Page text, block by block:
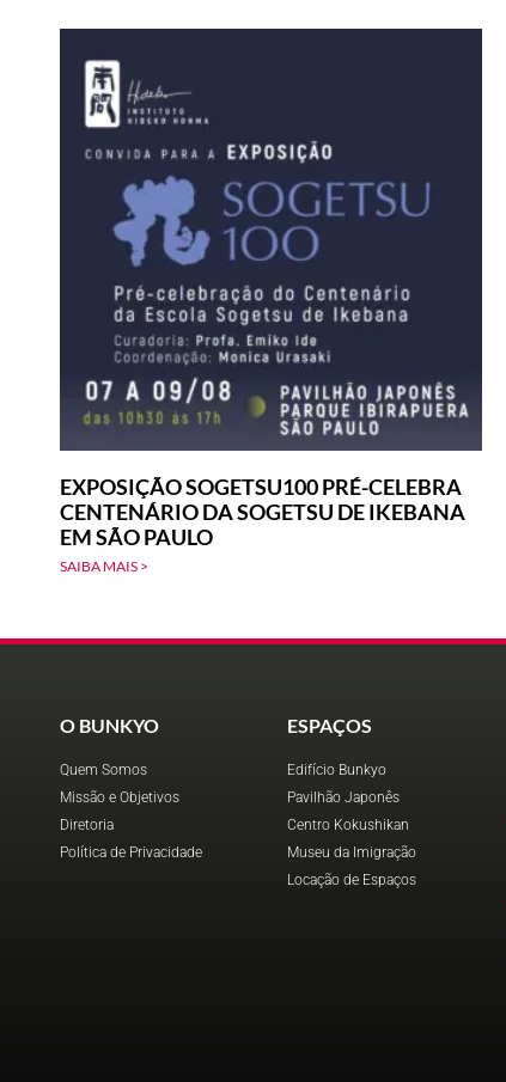
EXPOSIÇÃO SOGETSU100 PRÉ-CELEBRA
CENTENÁRIO DA SOGETSU DE IKEBANA
EM SÃO PAULO
SAIBA MAIS >
O BUNKYO
Quem Somos
Missão e Objetivos
Diretoria
Política de Privacidade
ESPAÇOS
Edifício Bunkyo
Pavilhão Japonês
Centro Kokushikan
Museu da Imigração
Locação de Espaços